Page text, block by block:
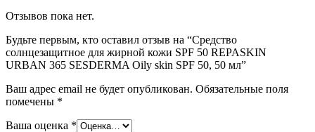
Отзывов пока нет.
Будьте первым, кто оставил отзыв на “Средство
солнцезащитное для жирной кожи SPF 50 REPASKIN
URBAN 365 SESDERMA Oily skin SPF 50, 50 мл”
Ваш адрес email не будет опубликован. Обязательные поля
помечены *
Ваша оценка *